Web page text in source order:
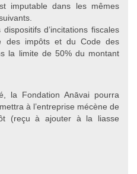
imputable dans les mêmes
dispositifs d’incitations fiscales
des impôts et du Code des
la limite de 50% du montant
la Fondation Anāvai pourra
à l’entreprise mécène de
(reçu à ajouter à la liasse